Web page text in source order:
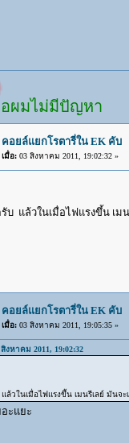
อผมไม่มีปัญหา
คอยล์แยกโรตารี่ใน EK คับ
มื่อ:03 สิงหาคม 2011, 19:02:32 »
รับ แล้วในเมื่อไฟแรงขึ้น เ
คอยล์แยกโรตารี่ใน EK คับ
มื่อ:03 สิงหาคม 2011, 19:05:35 »
งหาคม 2011, 19:02:32
ล้วในเมื่อไฟแรงขึ้น เมนรีเลย์ มันจ
ะแยะ